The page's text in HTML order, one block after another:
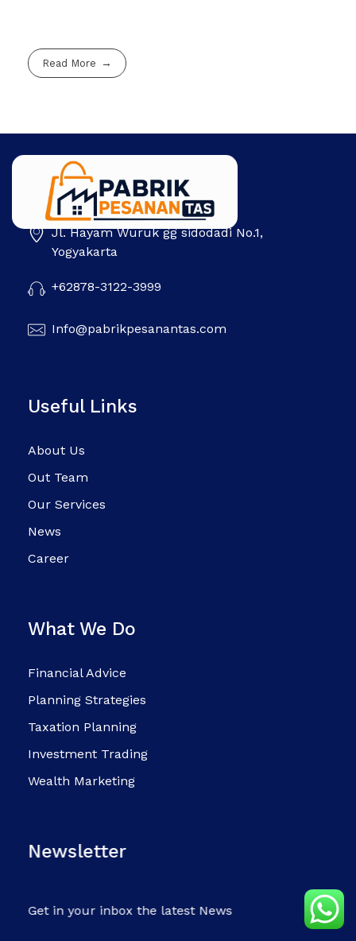
Read More
Pabrik Pesanan Tas Jl. Hayam Wuruk gg sidodadi No.1,
Yogyakarta
+62878-3122-3999
Info@pabrikpesanantas.com
Useful Links
About Us
Out Team
Our Services
News
Career
What We Do
Financial Advice
Planning Strategies
Taxation Planning
Investment Trading
Wealth Marketing
Newsletter
Get in your inbox the latest News